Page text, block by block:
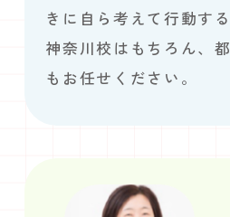
きに自ら考えて行動す
神奈川校はもちろん、
もお任せください。